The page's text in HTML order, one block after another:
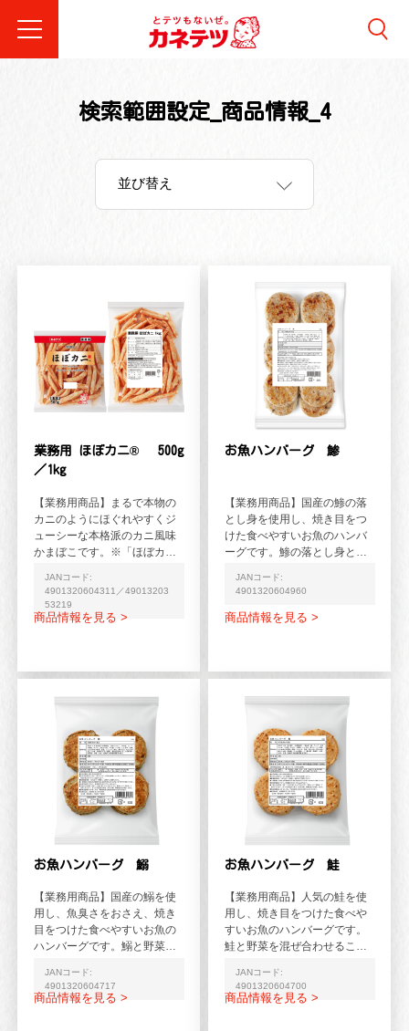
検索範囲設定_商品情報_4
業務用 ほぼカニ® 500g
／1kg
【業務用商品】まるで本物の
カニのようにほぐれやすくジ
ューシーな本格派のカニ風味
かまぼこです。※「ほぼカニ
式会社の登録商標です（...
JANコード:
4901320604311／49013203
53219
商品情報を見る >
お魚ハンバーグ 鯵
【業務用商品】国産の鯵の落
とし身を使用し、焼き目をつ
けた食べやすいお魚のハンバ
ーグです。鯵の落とし身とフ
がより感じられる仕上がりで
JANコード:
4901320604960
商品情報を見る >
お魚ハンバーグ 鰯
【業務用商品】国産の鰯を使
用し、魚臭さをおさえ、焼き
目をつけた食べやすいお魚の
ハンバーグです。鰯と野菜を
みがより感じられる仕上が...
JANコード:
4901320604717
商品情報を見る >
お魚ハンバーグ 鮭
【業務用商品】人気の鮭を使
用し、焼き目をつけた食べや
すいお魚のハンバーグです。
鮭と野菜を混ぜ合わせること
る仕上がりです。
JANコード:
4901320604700
商品情報を見る >